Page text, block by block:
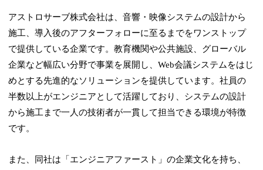
アストロサーブ株式会社は、音響・映像システムの設計から
施工、導入後のアフターフォローに至るまでをワンストップ
で提供している企業です。教育機関や公共施設、グローバル
企業など幅広い分野で事業を展開し、Web会議システムをはじ
めとする先進的なソリューションを提供しています。社員の
半数以上がエンジニアとして活躍しており、システムの設計
から施工まで一人の技術者が一貫して担当できる環境が特徴
です。
また、同社は「エンジニアファースト」の企業文化を持ち、